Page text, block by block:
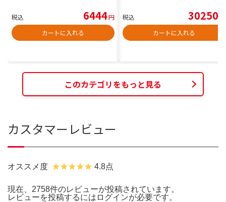
税込 6444円
カートに入れる
税込 30250
カートに入れる
このカテゴリをもっと見る
カスタマーレビュー
オススメ度 4.8点
現在、2758件のレビューが投稿されています。
レビューを投稿するには ログインが必要です。